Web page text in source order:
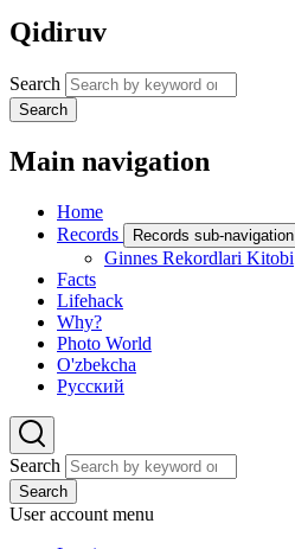
Qidiruv
Search
Search
Main navigation
Home
Records
Records sub-navigation
Ginnes Rekordlari Kitobi
Facts
Lifehack
Why?
Photo World
O'zbekcha
Русский
Search
Search
User account menu